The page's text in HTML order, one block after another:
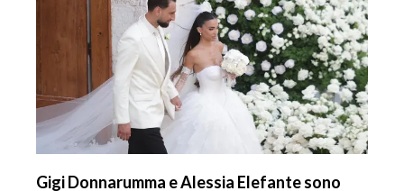
Gigi Donnarumma e Alessia Elefante sono